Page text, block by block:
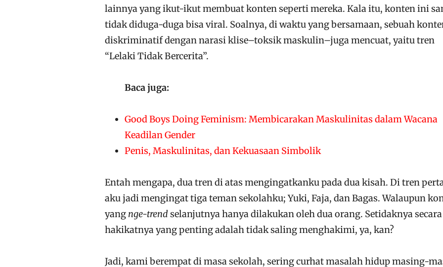
lainnya yang ikut-ikut membuat konten seperti mereka. Kala itu, konten ini
tidak diduga-duga bisa viral. Soalnya, di waktu yang bersamaan, sebuah
diskriminatif dengan narasi klise–toksik maskulin–juga mencuat, yaitu tren
“Lelaki Tidak Bercerita”.
Baca juga:
Good Boys Doing Feminism: Membicarakan Maskulinitas dalam Wacana
Keadilan Gender
Penis, Maskulinitas, dan Kekuasaan Simbolik
Entah mengapa, dua tren di atas mengingatkanku pada dua kisah. Di tren
aku jadi mengingat tiga teman sekolahku; Yuki, Faja, dan Bagas. Walaupun
yang nge-trend selanjutnya hanya dilakukan oleh dua orang. Setidaknya secara
hakikatnya yang penting adalah tidak saling menghakimi, ya, kan?
Jadi, kami berempat di masa sekolah, sering curhat masalah hidup masing-